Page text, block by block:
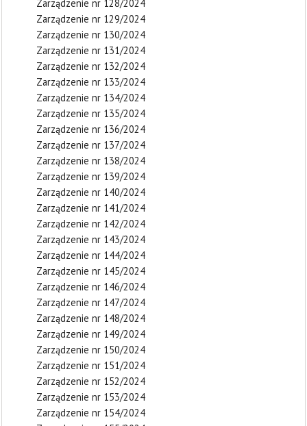
Zarządzenie nr 128/2024
Zarządzenie nr 129/2024
Zarządzenie nr 130/2024
Zarządzenie nr 131/2024
Zarządzenie nr 132/2024
Zarządzenie nr 133/2024
Zarządzenie nr 134/2024
Zarządzenie nr 135/2024
Zarządzenie nr 136/2024
Zarządzenie nr 137/2024
Zarządzenie nr 138/2024
Zarządzenie nr 139/2024
Zarządzenie nr 140/2024
Zarządzenie nr 141/2024
Zarządzenie nr 142/2024
Zarządzenie nr 143/2024
Zarządzenie nr 144/2024
Zarządzenie nr 145/2024
Zarządzenie nr 146/2024
Zarządzenie nr 147/2024
Zarządzenie nr 148/2024
Zarządzenie nr 149/2024
Zarządzenie nr 150/2024
Zarządzenie nr 151/2024
Zarządzenie nr 152/2024
Zarządzenie nr 153/2024
Zarządzenie nr 154/2024